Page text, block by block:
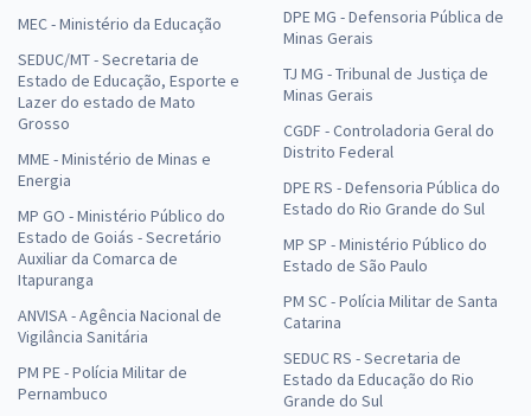
MEC - Ministério da Educação
SEDUC/MT - Secretaria de
Estado de Educação, Esporte e
Lazer do estado de Mato
Grosso
MME - Ministério de Minas e
Energia
MP GO - Ministério Público do
Estado de Goiás - Secretário
Auxiliar da Comarca de
Itapuranga
ANVISA - Agência Nacional de
Vigilância Sanitária
PM PE - Polícia Militar de
Pernambuco
DPE MG - Defensoria Pública de
Minas Gerais
TJ MG - Tribunal de Justiça de
Minas Gerais
CGDF - Controladoria Geral do
Distrito Federal
DPE RS - Defensoria Pública do
Estado do Rio Grande do Sul
MP SP - Ministério Público do
Estado de São Paulo
PM SC - Polícia Militar de Santa
Catarina
SEDUC RS - Secretaria de
Estado da Educação do Rio
Grande do Sul